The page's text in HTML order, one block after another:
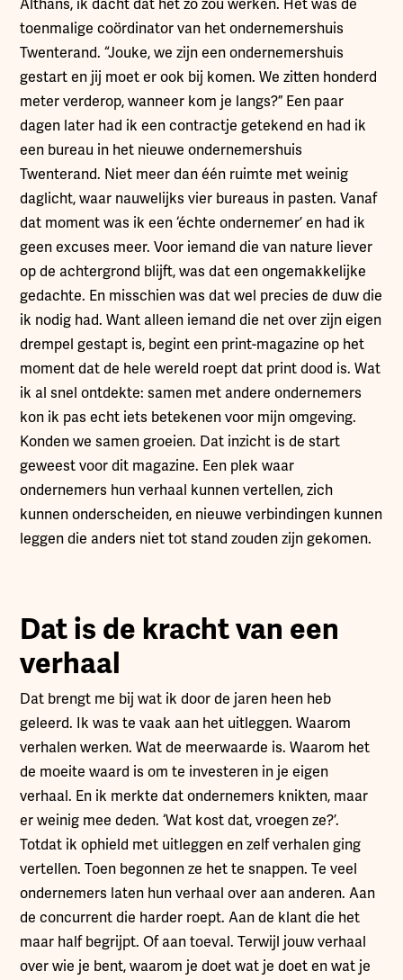
Althans, ik dacht dat het zo zou werken. Het was de
toenmalige coördinator van het ondernemershuis
Twenterand. “Jouke, we zijn een ondernemershuis
gestart en jij moet er ook bij komen. We zitten honderd
meter verderop, wanneer kom je langs?” Een paar
dagen later had ik een contractje getekend en had ik
een bureau in het nieuwe ondernemershuis
Twenterand. Niet meer dan één ruimte met weinig
daglicht, waar nauwelijks vier bureaus in pasten. Vanaf
dat moment was ik een ‘échte ondernemer’ en had ik
geen excuses meer. Voor iemand die van nature liever
op de achtergrond blijft, was dat een ongemakkelijke
gedachte. En misschien was dat wel precies de duw die
ik nodig had. Want alleen iemand die net over zijn eigen
drempel gestapt is, begint een print-magazine op het
moment dat de hele wereld roept dat print dood is. Wat
ik al snel ontdekte: samen met andere ondernemers
kon ik pas echt iets betekenen voor mijn omgeving.
Konden we samen groeien. Dat inzicht is de start
geweest voor dit magazine. Een plek waar
ondernemers hun verhaal kunnen vertellen, zich
kunnen onderscheiden, en nieuwe verbindingen kunnen
leggen die anders niet tot stand zouden zijn gekomen.
Dat is de kracht van een
verhaal
Dat brengt me bij wat ik door de jaren heen heb
geleerd. Ik was te vaak aan het uitleggen. Waarom
verhalen werken. Wat de meerwaarde is. Waarom het
de moeite waard is om te investeren in je eigen
verhaal. En ik merkte dat ondernemers knikten, maar
er weinig mee deden. ‘Wat kost dat, vroegen ze?’.
Totdat ik ophield met uitleggen en zelf verhalen ging
vertellen. Toen begonnen ze het te snappen. Te veel
ondernemers laten hun verhaal over aan anderen. Aan
de concurrent die harder roept. Aan de klant die het
maar half begrijpt. Of aan toeval. Terwijl jouw verhaal
over wie je bent, waarom je doet wat je doet en wat je